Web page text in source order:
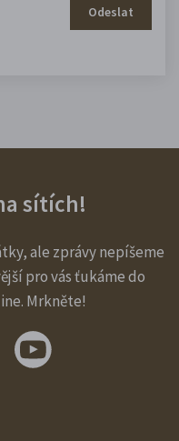
Odeslat
sítích!
ale zprávy nepíšeme
pro vás ťukáme do
Mrkněte!